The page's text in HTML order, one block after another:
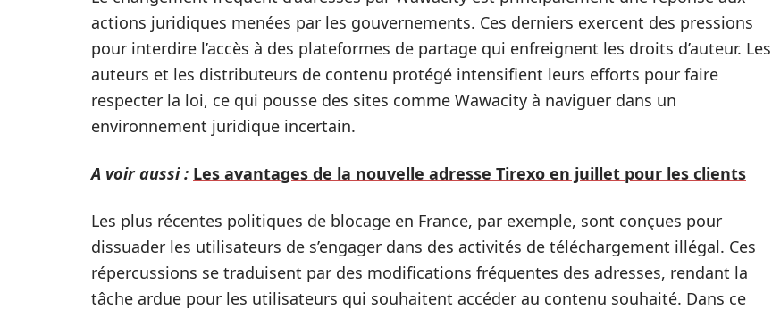
actions juridiques menées par les gouvernements. Ces derniers exercent des pressions
pour interdire l’accès à des plateformes de partage qui enfreignent les droits d’auteur. Les
auteurs et les distributeurs de contenu protégé intensifient leurs efforts pour faire
respecter la loi, ce qui pousse des sites comme Wawacity à naviguer dans un
environnement juridique incertain.
A voir aussi : Les avantages de la nouvelle adresse Tirexo en juillet pour les clients
Les plus récentes politiques de blocage en France, par exemple, sont conçues pour
dissuader les utilisateurs de s’engager dans des activités de téléchargement illégal. Ces
répercussions se traduisent par des modifications fréquentes des adresses, rendant la
tâche ardue pour les utilisateurs qui souhaitent accéder au contenu souhaité. Dans ce